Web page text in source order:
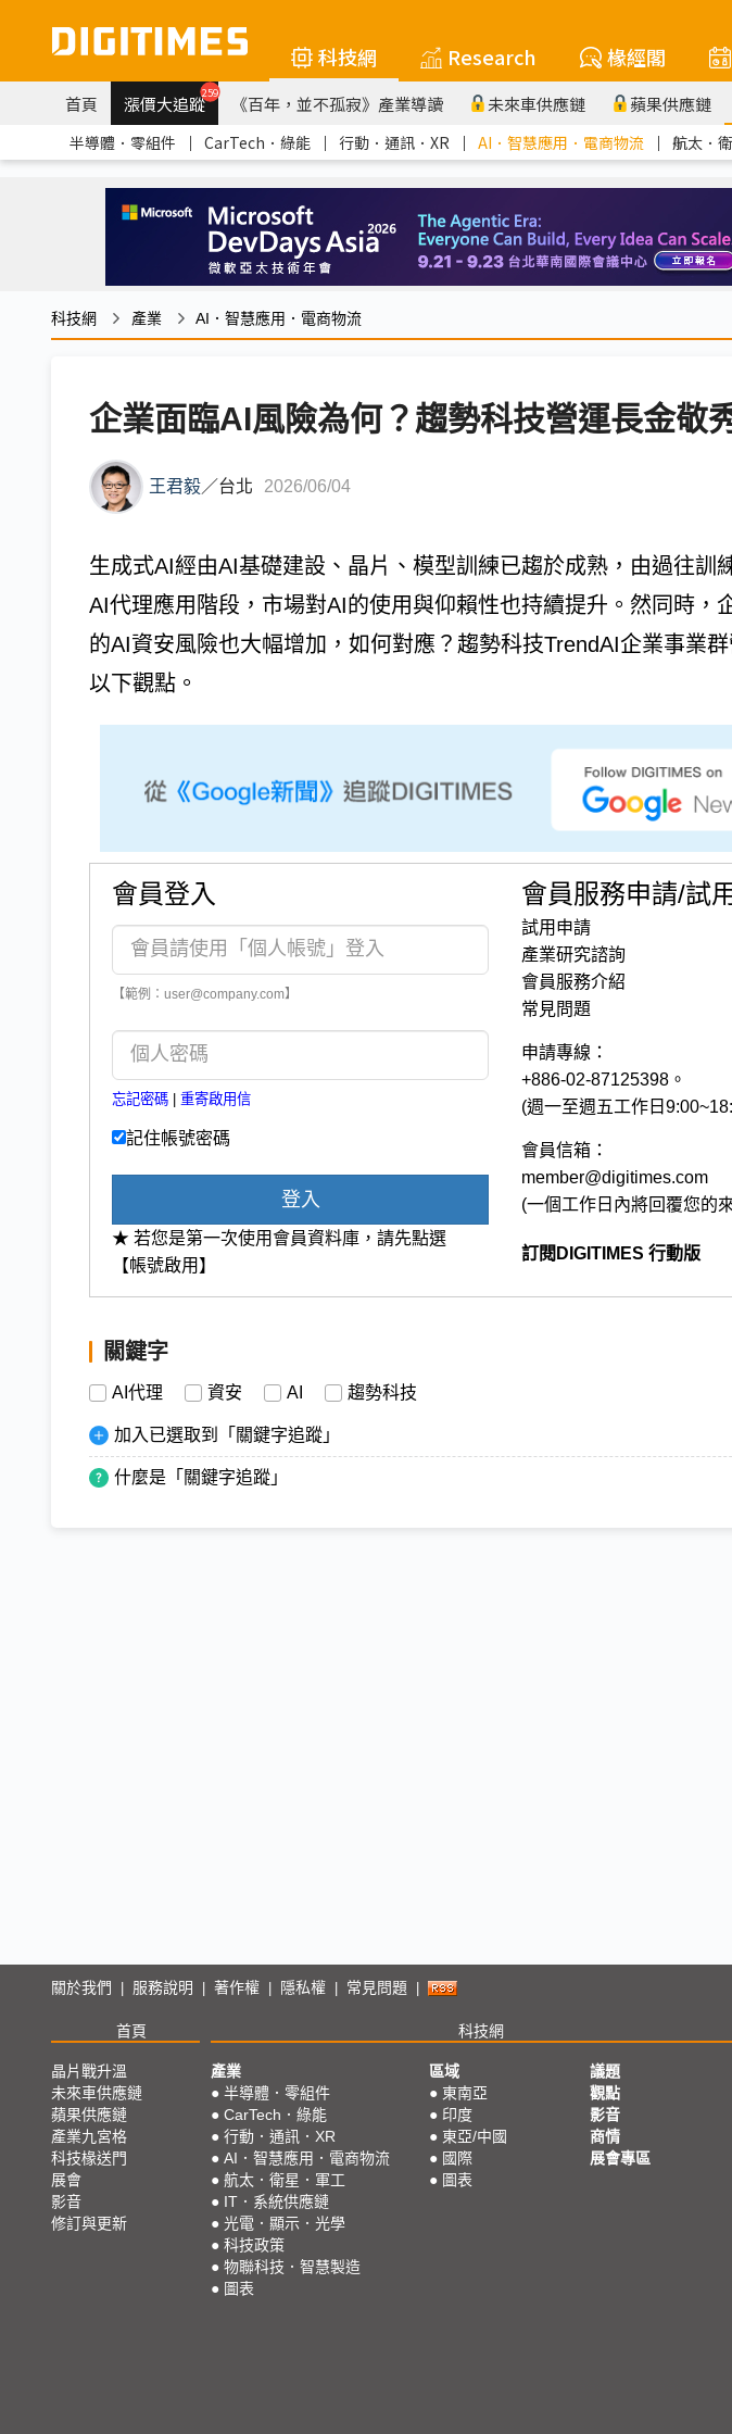
科技網 Research 椽經閣
首頁 漲價大追蹤259 《百年，並不孤寂》產業導讀 未來車供應鏈 蘋果供應鏈
半導體．零組件 ｜ CarTech．綠能 ｜ 行動．通訊．XR ｜ AI．智慧應用．電商物流 ｜ 航太．
科技網 產業 AI．智慧應用．電商物流
企業面臨AI風險為何？趨勢科技營運長金敬
王君毅／台北 2026/06/04
生成式AI經由AI基礎建設、晶片、模型訓練已趨於成熟，由過往訓
AI代理應用階段，市場對AI的使用與仰賴性也持續提升。然同時，
的AI資安風險也大幅增加，如何對應？趨勢科技TrendAI企業事業
以下觀點。
會員登入
【範例：user@company.com】
忘記密碼 重寄啟用信
記住帳號密碼
登入
★ 若您是第一次使用會員資料庫，請先點選
【帳號啟用】
會員服務申請/試
試用申請
產業研究諮詢
會員服務介紹
常見問題
申請專線：
+886-02-87125398。
(週一至週五工作日
會員信箱：
member@digitimes.com
(一個工作日內將回覆您的
訂閱DIGITIMES 行動版
關鍵字
AI代理 資安 AI 趨勢科技
加入已選取到「關鍵字追蹤」
什麼是「關鍵字追蹤」
關於我們 服務說明 著作權 隱私權 常見問題
首頁 科技網
晶片戰升溫
未來車供應鏈
蘋果供應鏈
產業九宮格
科技椽送門
展會
影音
修訂與更新
產業
● 半導體．零組件
● CarTech．綠能
● 行動．通訊．XR
● AI．智慧應用．電商物流
● 航太．衛星．軍工
● IT．系統供應鏈
● 光電．顯示．光學
● 科技政策
● 物聯科技．智慧製造
● 圖表
區域
● 東南亞
● 印度
● 東亞/中國
● 國際
● 圖表
議題
觀點
影音
商情
展會專區